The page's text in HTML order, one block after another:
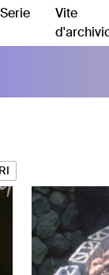
Serie
Vite